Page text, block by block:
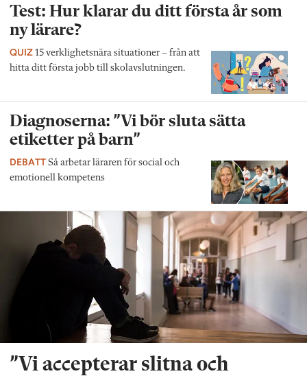
Test: Hur klarar du ditt första år som
ny lärare?
QUIZ 15 verklighetsnära situationer – från att
hitta ditt första jobb till skolavslutningen.
Diagnoserna: ”Vi bör sluta sätta
etiketter på barn”
DEBATT Så arbetar läraren för social och
emotionell kompetens
”Vi accepterar slitna och